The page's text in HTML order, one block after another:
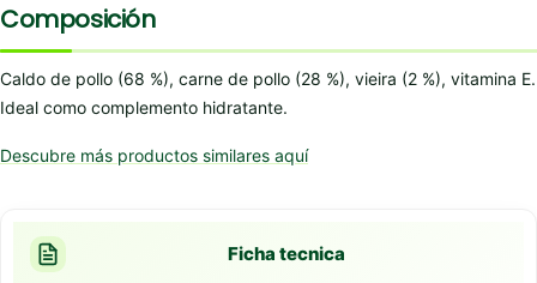
Composición
Caldo de pollo (68 %), carne de pollo (28 %), vieira (2 %), vitamina E.
Ideal como complemento hidratante.
Descubre más productos similares aquí
Ficha tecnica